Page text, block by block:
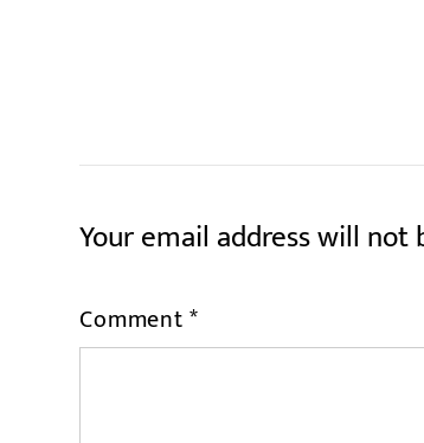
Your email address will not
Comment*